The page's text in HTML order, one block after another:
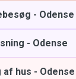
- Odense
- Odense
af hus - Odense